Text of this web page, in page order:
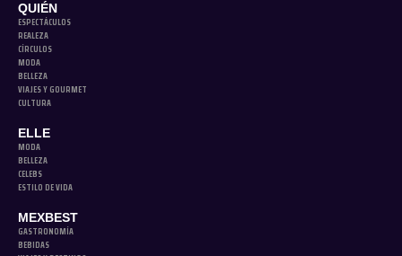
QUIÉN
ESPECTÁCULOS
REALEZA
CÍRCULOS
MODA
BELLEZA
VIAJES Y GOURMET
CULTURA
ELLE
MODA
BELLEZA
CELEBS
ESTILO DE VIDA
MEXBEST
GASTRONOMÍA
BEBIDAS